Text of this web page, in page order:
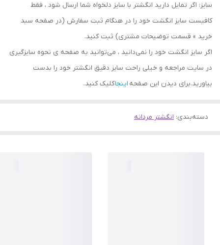
سایز: اگر تمایل دارید انگشتر با سایز دلخواه شما ارسال شود ، فقط
کافیست سایز انگشت خود را در هنگام ثبت سفارش (در صفحه سبد
خرید » قسمت توضیحات مشتری) ثبت کنید.
اگر سایز انگشت خود را نمی‌دانید ، می‌توانید به صفحه ی نحوه سایزگیری
در سایت مراجعه و خیلی راحت سایز دقیق انگشتر خود را بدست
بیاورید.برای دیدن این صفحه اینجاکلیک کنید.
دسته‌بندی: انگشتر مردانه